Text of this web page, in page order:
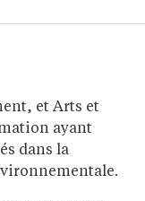
et Arts et
ayant
dans la